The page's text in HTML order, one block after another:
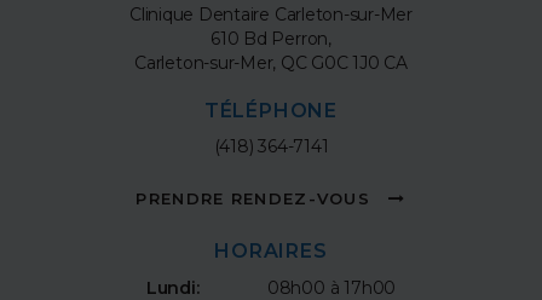
Clinique Dentaire Carleton-sur-Mer
610 Bd Perron
Carleton-sur-Mer QC G0C 1J0 CA
TÉLÉPHONE
(418) 364-7141
PRENDRE RENDEZ-VOUS
HORAIRES
Lundi:
08h00 à 17h00